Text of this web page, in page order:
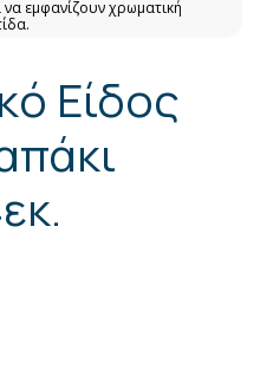
εμφανίζουν χρωματική
Είδος